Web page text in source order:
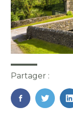
Partager :
FaceBook